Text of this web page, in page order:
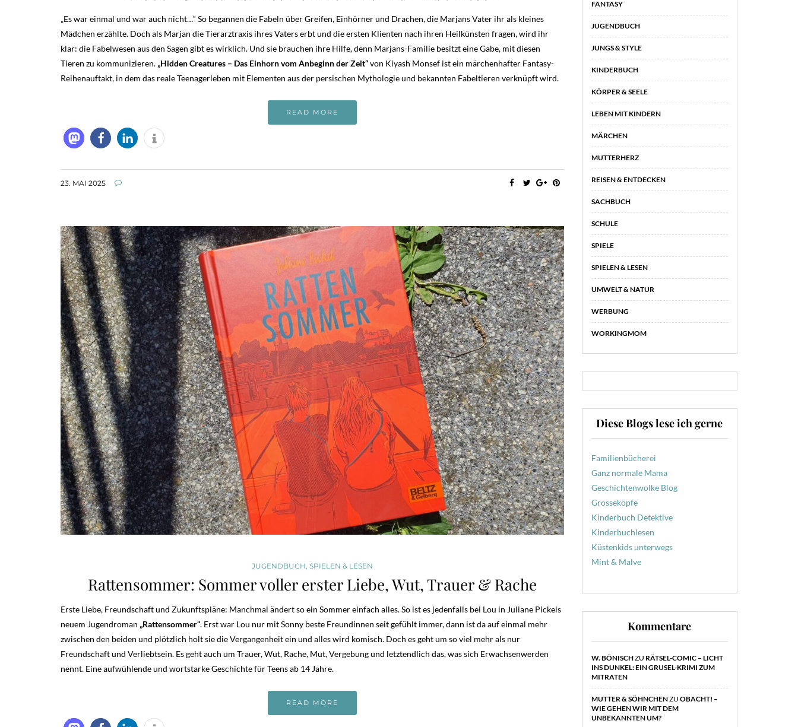
„Es war einmal und war auch nicht…“ So begannen die Fabeln über Greifen, Einhörner und Drachen, die Marjans Vater ihr als kleines
Mädchen erzählte. Doch als Marjan die Tierarztraxis ihres Vaters erbt und die ersten Klienten nach ihren Heilkünsten fragen, wird ihr
klar: die Fabelwesen aus den Sagen gibt es wirklich. Und sie brauchen ihre Hilfe, denn Marjans-Familie besitzt eine Gabe, mit diesen
Tieren zu kommunizieren. „Hidden Creatures – Das Einhorn vom Anbeginn der Zeit“von Kiyash Monsef ist ein märchenhafter Fantasy-
Reihenauftakt, in dem das reale Teenagerleben mit Elementen aus der persischen Mythologie und bekannten Fabeltieren verknüpft wird.
READ MORE
23. MAI 2025
JUGENDBUCH, SPIELEN & LESEN
Rattensommer: Sommer voller erster Liebe, Wut, Trauer & Rache
Erste Liebe, Freundschaft und Zukunftspläne: Manchmal ändert so ein Sommer einfach alles. So ist es jedenfalls bei Lou in Juliane Pickels
neuem Jugendroman „Rattensommer“. Erst war Lou nur mit Sonny beste Freundinnen seit gefühlt immer, dann ist da auf einmal mehr
zwischen den beiden und plötzlich holt sie die Vergangenheit ein und alles wird komisch. Doch es geht um so viel mehr als nur
Freundschaft und Verliebtsein. Es geht auch um Trauer, Wut, Rache, Mut, Vergebung und letztendlich das, was sich Erwachsenwerden
nennt. Eine aufwühlende und wortstarke Geschichte für Teens ab 14 Jahre.
READ MORE
FANTASY
JUGENDBUCH
JUNGS & STYLE
KINDERBUCH
KÖRPER & SEELE
LEBEN MIT KINDERN
MÄRCHEN
MUTTERHERZ
REISEN & ENTDECKEN
SACHBUCH
SCHULE
SPIELE
SPIELEN & LESEN
UMWELT & NATUR
WERBUNG
WORKINGMOM
Diese Blogs lese ich gerne
Familienbücherei
Ganz normale Mama
Geschichtenwolke Blog
Grosseköpfe
Kinderbuch Detektive
Kinderbuchlesen
Küstenkids unterwegs
Mint & Malve
Kommentare
W. BÖNISCHZU RÄTSEL-COMIC – LICHT
INS DUNKEL: EIN GRUSEL-KRIMI ZUM
MITRATEN
MUTTER & SÖHNCHENZU OBACHT! –
WIE GEHEN WIR MIT DEM
UNBEKANNTEN UM?